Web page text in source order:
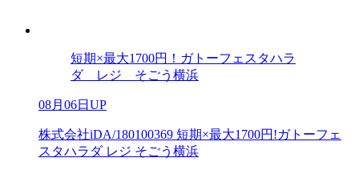
短期×最大1700円！ガトーフェスタハラ
ダ レジ そごう横浜
08月06日UP
株式会社iDA/180100369 短期×最大1700円!ガトーフェ
スタハラダ レジ そごう横浜